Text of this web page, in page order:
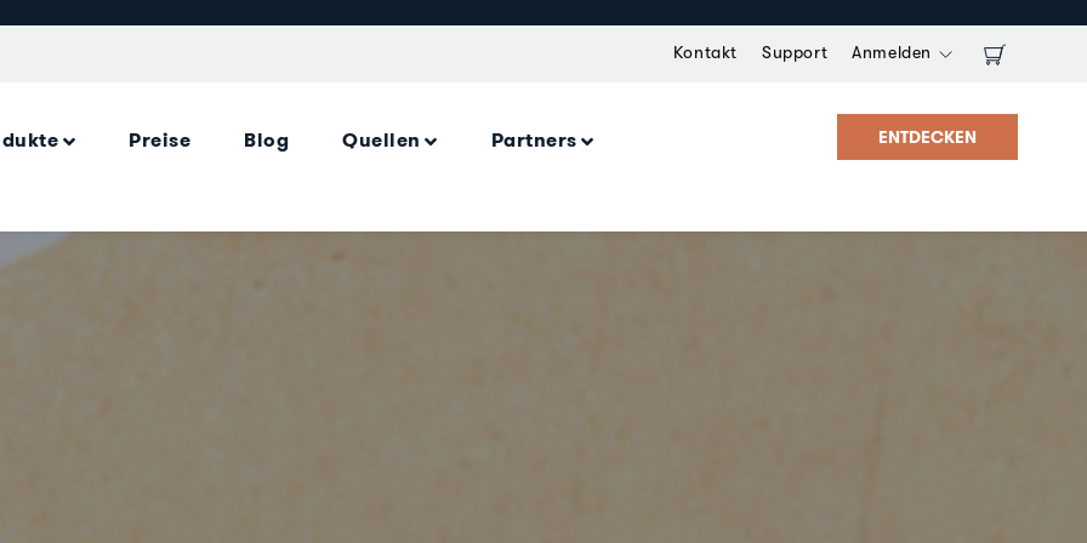
Kontakt Support Anmelden
Preise Blog Quellen Partners ENTDECKEN